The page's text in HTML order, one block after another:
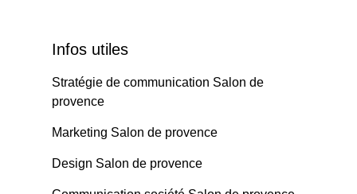
Infos utiles
Stratégie de communication Salon de
provence
Marketing Salon de provence
Design Salon de provence